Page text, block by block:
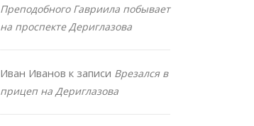
Преподобного Гавриила побывает
на проспекте Дериглазова
Иван Иванов к записи Врезался в
прицеп на Дериглазова